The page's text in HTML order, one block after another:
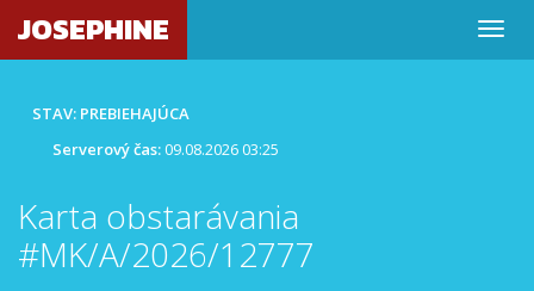
JOSEPHINE
STAV: PREBIEHAJÚCA
Serverový čas:09.08.2026 03:25
Karta obstarávania
#MK/A/2026/12777